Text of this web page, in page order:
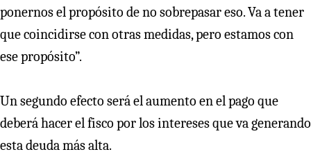
ponernos el propósito de no sobrepasar eso. Va a tener
que coincidirse con otras medidas, pero estamos con
ese propósito”.
Un segundo efecto será el aumento en el pago que
deberá hacer el fisco por los intereses que va generando
esta deuda más alta.